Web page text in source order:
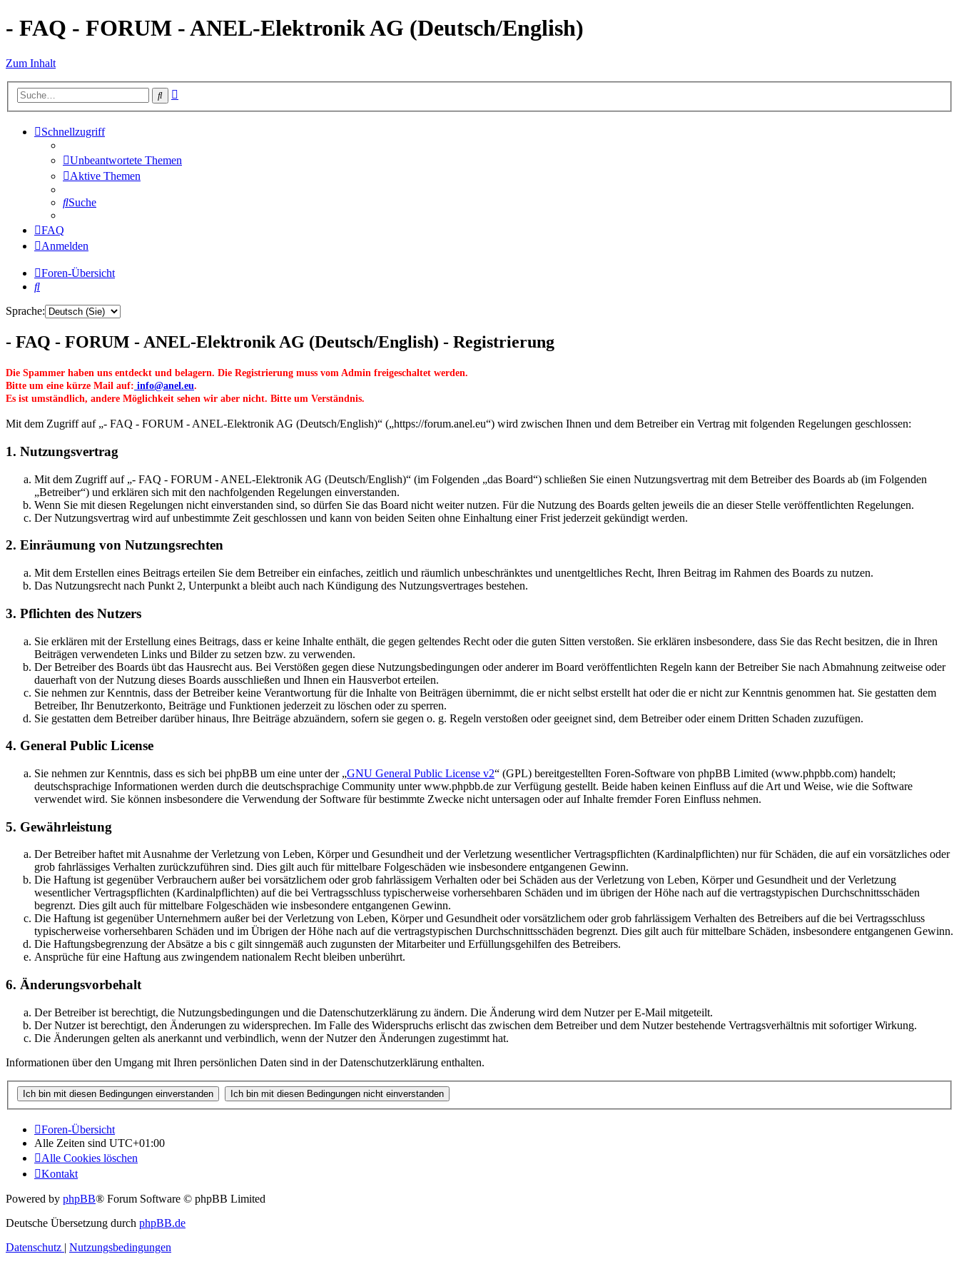
- FAQ - FORUM - ANEL-Elektronik AG (Deutsch/English)
Zum Inhalt
Suche
Schnellzugriff
Unbeantwortete Themen
Aktive Themen
Suche
FAQ
Anmelden
Foren-Übersicht
Suche
Sprache:
- FAQ - FORUM - ANEL-Elektronik AG (Deutsch/English) - Registrierung
Die Spammer haben uns entdeckt und belagern. Die Registrierung muss vom Admin freigeschaltet werden.
Bitte um eine kürze Mail auf: info@anel.eu.
Es ist umständlich, andere Möglichkeit sehen wir aber nicht. Bitte um Verständnis.
Mit dem Zugriff auf „- FAQ - FORUM - ANEL-Elektronik AG (Deutsch/English)“ („https://forum.anel.eu“) wird zwischen Ihnen und dem Betreiber ein Vertrag mit folgenden Regelungen geschlossen:
1. Nutzungsvertrag
Mit dem Zugriff auf „- FAQ - FORUM - ANEL-Elektronik AG (Deutsch/English)“ (im Folgenden „das Board“) schließen Sie einen Nutzungsvertrag mit dem Betreiber des Boards ab (im Folgenden
„Betreiber“) und erklären sich mit den nachfolgenden Regelungen einverstanden.
Wenn Sie mit diesen Regelungen nicht einverstanden sind, so dürfen Sie das Board nicht weiter nutzen. Für die Nutzung des Boards gelten jeweils die an dieser Stelle veröffentlichten Regelungen.
Der Nutzungsvertrag wird auf unbestimmte Zeit geschlossen und kann von beiden Seiten ohne Einhaltung einer Frist jederzeit gekündigt werden.
2. Einräumung von Nutzungsrechten
Mit dem Erstellen eines Beitrags erteilen Sie dem Betreiber ein einfaches, zeitlich und räumlich unbeschränktes und unentgeltliches Recht, Ihren Beitrag im Rahmen des Boards zu nutzen.
Das Nutzungsrecht nach Punkt 2, Unterpunkt a bleibt auch nach Kündigung des Nutzungsvertrages bestehen.
3. Pflichten des Nutzers
Sie erklären mit der Erstellung eines Beitrags, dass er keine Inhalte enthält, die gegen geltendes Recht oder die guten Sitten verstoßen. Sie erklären insbesondere, dass Sie das Recht besitzen, die in Ihren
Beiträgen verwendeten Links und Bilder zu setzen bzw. zu verwenden.
Der Betreiber des Boards übt das Hausrecht aus. Bei Verstößen gegen diese Nutzungsbedingungen oder anderer im Board veröffentlichten Regeln kann der Betreiber Sie nach Abmahnung zeitweise oder
dauerhaft von der Nutzung dieses Boards ausschließen und Ihnen ein Hausverbot erteilen.
Sie nehmen zur Kenntnis, dass der Betreiber keine Verantwortung für die Inhalte von Beiträgen übernimmt, die er nicht selbst erstellt hat oder die er nicht zur Kenntnis genommen hat. Sie gestatten dem
Betreiber, Ihr Benutzerkonto, Beiträge und Funktionen jederzeit zu löschen oder zu sperren.
Sie gestatten dem Betreiber darüber hinaus, Ihre Beiträge abzuändern, sofern sie gegen o. g. Regeln verstoßen oder geeignet sind, dem Betreiber oder einem Dritten Schaden zuzufügen.
4. General Public License
Sie nehmen zur Kenntnis, dass es sich bei phpBB um eine unter der „GNU General Public License v2“ (GPL) bereitgestellten Foren-Software von phpBB Limited (www.phpbb.com) handelt;
deutschsprachige Informationen werden durch die deutschsprachige Community unter www.phpbb.de zur Verfügung gestellt. Beide haben keinen Einfluss auf die Art und Weise, wie die Software
verwendet wird. Sie können insbesondere die Verwendung der Software für bestimmte Zwecke nicht untersagen oder auf Inhalte fremder Foren Einfluss nehmen.
5. Gewährleistung
Der Betreiber haftet mit Ausnahme der Verletzung von Leben, Körper und Gesundheit und der Verletzung wesentlicher Vertragspflichten (Kardinalpflichten) nur für Schäden, die auf ein vorsätzliches oder
grob fahrlässiges Verhalten zurückzuführen sind. Dies gilt auch für mittelbare Folgeschäden wie insbesondere entgangenen Gewinn.
Die Haftung ist gegenüber Verbrauchern außer bei vorsätzlichem oder grob fahrlässigem Verhalten oder bei Schäden aus der Verletzung von Leben, Körper und Gesundheit und der Verletzung
wesentlicher Vertragspflichten (Kardinalpflichten) auf die bei Vertragsschluss typischerweise vorhersehbaren Schäden und im übrigen der Höhe nach auf die vertragstypischen Durchschnittsschäden
begrenzt. Dies gilt auch für mittelbare Folgeschäden wie insbesondere entgangenen Gewinn.
Die Haftung ist gegenüber Unternehmern außer bei der Verletzung von Leben, Körper und Gesundheit oder vorsätzlichem oder grob fahrlässigem Verhalten des Betreibers auf die bei Vertragsschluss
typischerweise vorhersehbaren Schäden und im Übrigen der Höhe nach auf die vertragstypischen Durchschnittsschäden begrenzt. Dies gilt auch für mittelbare Schäden, insbesondere entgangenen Gewinn.
Die Haftungsbegrenzung der Absätze a bis c gilt sinngemäß auch zugunsten der Mitarbeiter und Erfüllungsgehilfen des Betreibers.
Ansprüche für eine Haftung aus zwingendem nationalem Recht bleiben unberührt.
6. Änderungsvorbehalt
Der Betreiber ist berechtigt, die Nutzungsbedingungen und die Datenschutzerklärung zu ändern. Die Änderung wird dem Nutzer per E-Mail mitgeteilt.
Der Nutzer ist berechtigt, den Änderungen zu widersprechen. Im Falle des Widerspruchs erlischt das zwischen dem Betreiber und dem Nutzer bestehende Vertragsverhältnis mit sofortiger Wirkung.
Die Änderungen gelten als anerkannt und verbindlich, wenn der Nutzer den Änderungen zugestimmt hat.
Informationen über den Umgang mit Ihren persönlichen Daten sind in der Datenschutzerklärung enthalten.
Foren-Übersicht
Alle Zeiten sind UTC+01:00
Alle Cookies löschen
Kontakt
Powered by phpBB® Forum Software © phpBB Limited
Deutsche Übersetzung durch phpBB.de
Datenschutz | Nutzungsbedingungen